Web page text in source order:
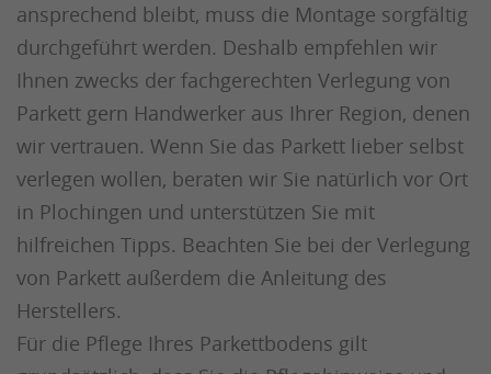
ansprechend bleibt, muss die Montage sorgfältig
durchgeführt werden. Deshalb empfehlen wir
Ihnen zwecks der fachgerechten Verlegung von
Parkett gern Handwerker aus Ihrer Region, denen
wir vertrauen. Wenn Sie das Parkett lieber selbst
verlegen wollen, beraten wir Sie natürlich vor Ort
in Plochingen und unterstützen Sie mit
hilfreichen Tipps. Beachten Sie bei der Verlegung
von Parkett außerdem die Anleitung des
Herstellers.
Für die Pflege Ihres Parkettbodens gilt